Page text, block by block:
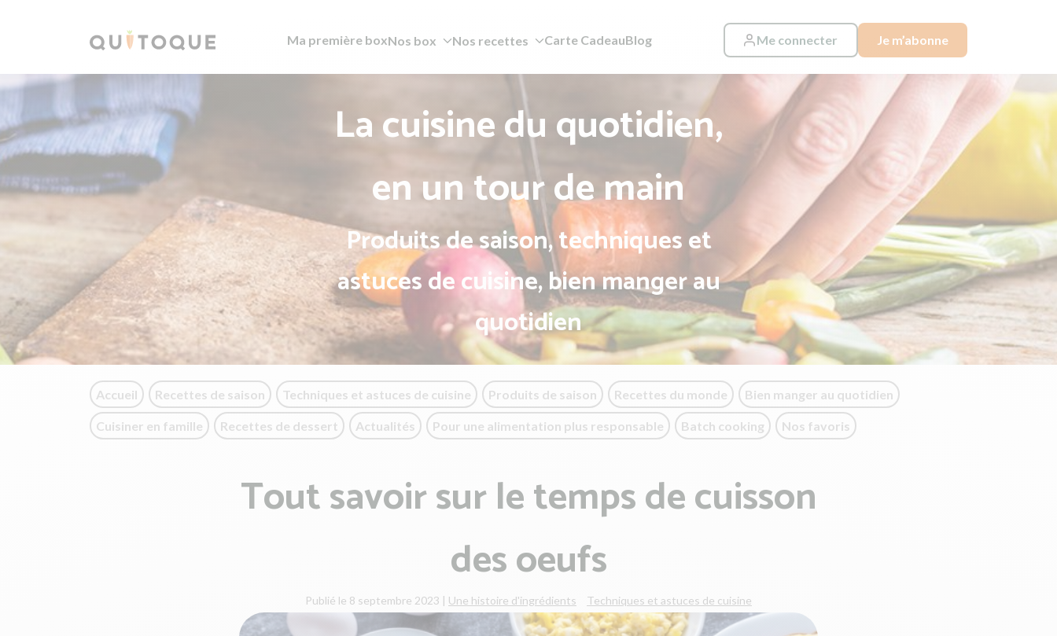
Ma première boxNos box Nos recettes Carte CadeauBlog Me connecter Je m’abonne
La cuisine du quotidien,
en un tour de main
Produits de saison, techniques et
astuces de cuisine, bien manger au
quotidien
Accueil Recettes de saison Techniques et astuces de cuisine Produits de saison Recettes du monde Bien manger au quotidien
Cuisiner en famille Recettes de dessert Actualités Pour une alimentation plus responsable Batch cooking Nos favoris
Tout savoir sur le temps de cuisson
des oeufs
Publié le 8 septembre 2023 | Une histoire d'ingrédients Techniques et astuces de cuisine